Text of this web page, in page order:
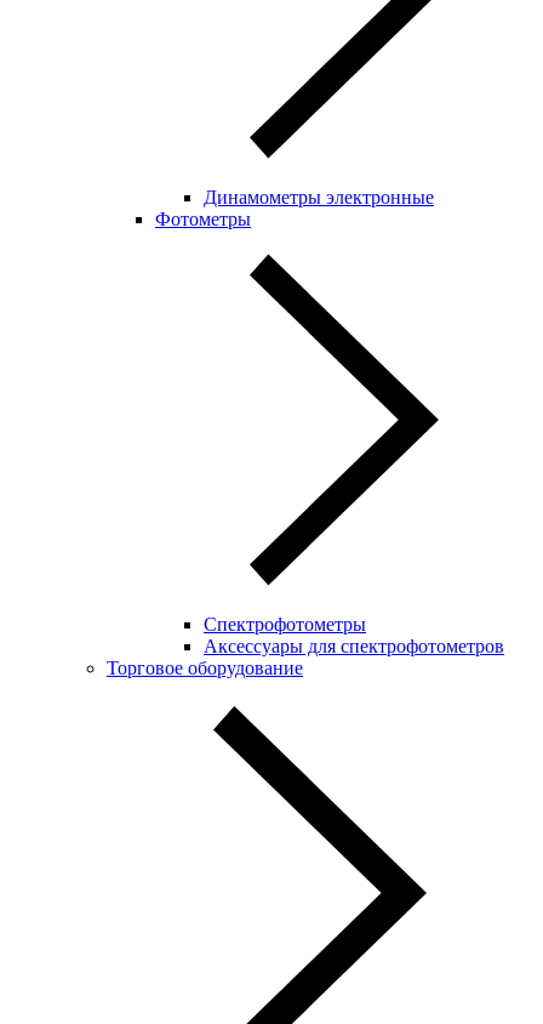
Динамометры электронные
Фотометры
Спектрофотометры
Аксессуары для спектрофотометров
Торговое оборудование